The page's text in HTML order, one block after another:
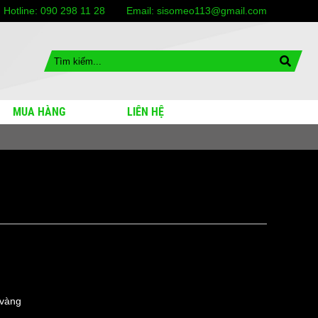
Hotline: 090 298 11 28 Email: sisomeo113@gmail.com
MUA HÀNG LIÊN HỆ